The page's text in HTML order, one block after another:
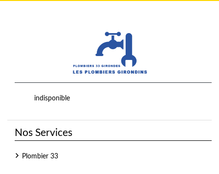
indisponible
Nos Services
Plombier 33